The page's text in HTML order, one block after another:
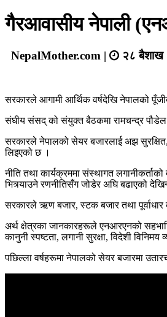
गैरआवासीय नेपाली
NepalMother.com | २८ बैशाख
सरकारले आगामी आर्थिक वर्षदेखि नेपालको
संघीय संसद् को संयुक्त बैठकमा रामचन्द्र पौडेल
सरकारले नेपालको सेयर बजारलाई अझ सुरक्षित,
लिइएको छ ।
नीति तथा कार्यक्रममा संस्थागत
भित्र्याउने रणनीतिसँग जोडेर अघि बढाएको
सरकारले ऋण बजार, स्टक बजार तथा पूर्वाधार
अर्थ क्षेत्रका जानकारहरूले एनआरएनको
कानुनी स्पष्टता, लगानी सुरक्षा, विदेशी
पछिल्ला वर्षहरूमा नेपालको सेयर बजारमा